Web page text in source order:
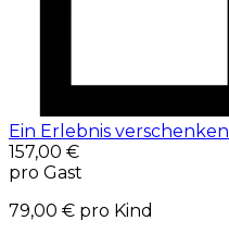
Ein Erlebnis verschenken
157,00 €
pro Gast
79,00 € pro Kind